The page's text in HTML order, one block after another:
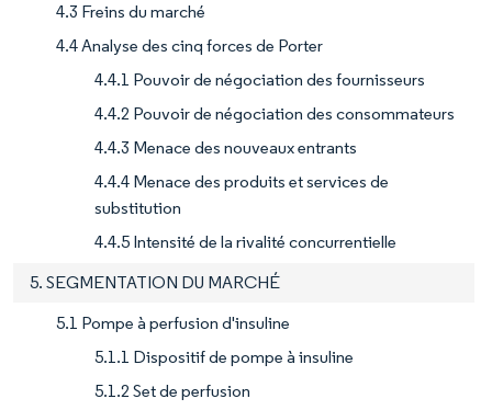
4.3 Freins du marché
4.4 Analyse des cinq forces de Porter
4.4.1 Pouvoir de négociation des fournisseurs
4.4.2 Pouvoir de négociation des consommateurs
4.4.3 Menace des nouveaux entrants
4.4.4 Menace des produits et services de
substitution
4.4.5 Intensité de la rivalité concurrentielle
5. SEGMENTATION DU MARCHÉ
5.1 Pompe à perfusion d'insuline
5.1.1 Dispositif de pompe à insuline
5.1.2 Set de perfusion